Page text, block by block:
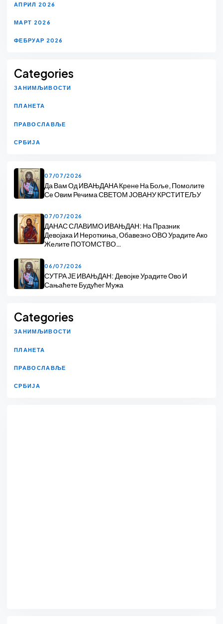
АПРИЛ 2026
МАРТ 2026
ФЕБРУАР 2026
Categories
ЗАНИМЉИВОСТИ
ПЛАНЕТА
ПРАВОСЛАВЉЕ
СРБИЈА
07/07/2026
Да Вам Од ИВАЊДАНА Крене На Боље, Помолите
Се Овим Речима СВЕТОМ ЈОВАНУ КРСТИТЕЉУ
07/07/2026
ДАНАС СЛАВИМО ИВАЊДАН: На Празник
Девојака И Нероткиња, Обавезно ОВО Урадите Ако
Желите ПОТОМСТВО…
06/07/2026
СУТРА ЈЕ ИВАЊДАН: Девојке Урадите Ово И
Сањаћете Будућег Мужа
Categories
ЗАНИМЉИВОСТИ
ПЛАНЕТА
ПРАВОСЛАВЉЕ
СРБИЈА